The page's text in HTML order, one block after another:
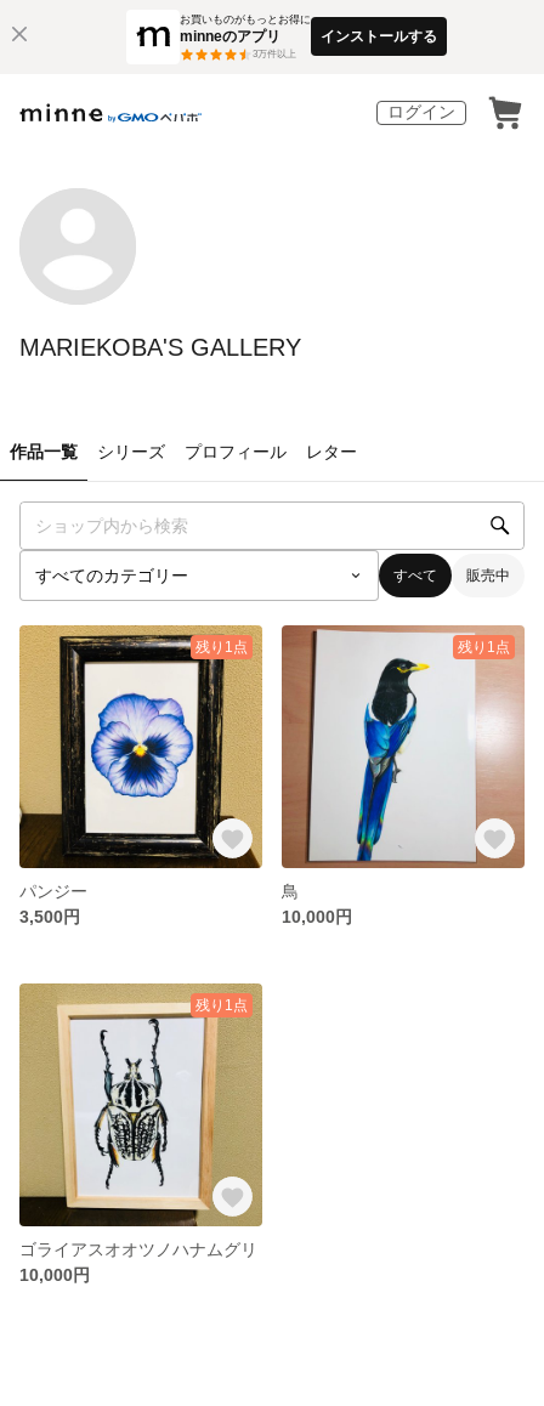
お買いものがもっとお得に
minneのアプリ
3万件以上
インストールする
ログイン
MARIEKOBA'S GALLERY
作品一覧 シリーズ プロフィール レター
すべて 販売中
残り1点
パンジー
3,500円
残り1点
鳥
10,000円
残り1点
ゴライアスオオツノハナムグリ
10,000円